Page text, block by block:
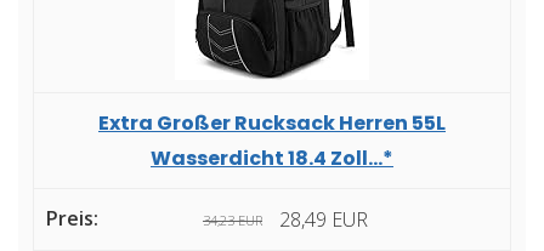
Extra Großer Rucksack Herren 55L
Wasserdicht 18.4 Zoll...*
34,23 EUR 28,49 EUR